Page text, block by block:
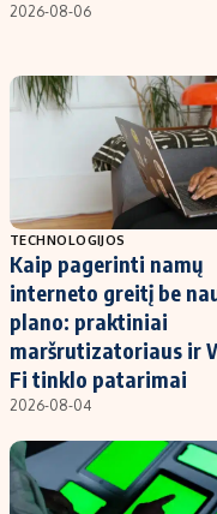
2026-08-06
TECHNOLOGIJOS
Kaip pagerinti namų
interneto greitį be
plano: praktiniai
maršrutizatoriaus ir
Fi tinklo patarimai
2026-08-04